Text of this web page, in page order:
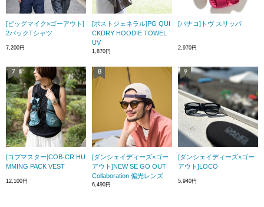
[ビッグマイク×ゴーアウト]
2パックTシャツ
7,200円
[ポストジェネラル]PG QUI
CKDRY HOODIE TOWEL
UV
1,870円
[バナコ]トヴ スリッパ
2,970円
[コブマスター]COB-CR HU
MMING PACK VEST
12,100円
[ダンシェイディーズ×ゴー
アウト]NEW SE GO OUT
Collaboration 偏光レンズ
6,490円
[ダンシェイディーズ×ゴー
アウト]LOCO
5,940円